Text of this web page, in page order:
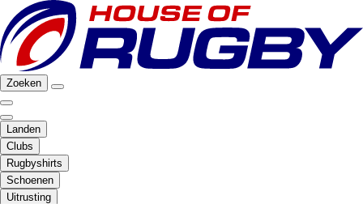
Zoeken
Landen
Clubs
Rugbyshirts
Schoenen
Uitrusting